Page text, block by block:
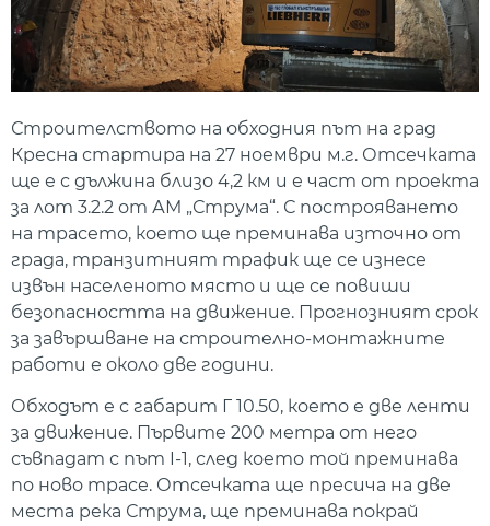
Строителството на обходния път на град
Кресна стартира на 27 ноември м.г. Отсечката
ще е с дължина близо 4,2 км и е част от проекта
за лот 3.2.2 от АМ „Струма“. С построяването
на трасето, което ще преминава източно от
града, транзитният трафик ще се изнесе
извън населеното място и ще се повиши
безопасността на движение. Прогнозният срок
за завършване на строително-монтажните
работи е около две години.
Обходът е с габарит Г 10.50, което е две ленти
за движение. Първите 200 метра от него
съвпадат с път I-1, след което той преминава
по ново трасе. Отсечката ще пресича на две
места река Струма, ще преминава покрай